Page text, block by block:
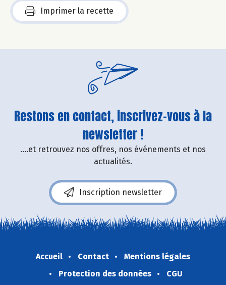
Imprimer la recette
Restons en contact, inscrivez-vous à la
newsletter !
....et retrouvez nos offres, nos événements et nos
actualités.
Inscription newsletter
Accueil Contact
Mentions légales
Protection des données
CGU